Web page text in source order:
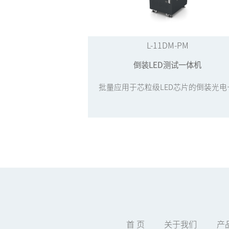
L-11DM-PM
倒装LED测试一体机
批量应
首 页 关于我们 产